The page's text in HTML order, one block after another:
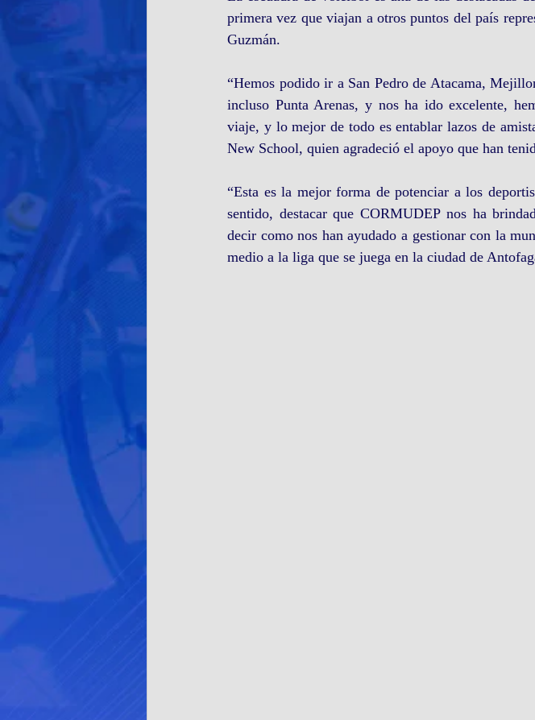
primera vez que viajan a otros puntos del país
Guzmán.
“Hemos podido ir a San Pedro de Atacama,
incluso Punta Arenas, y nos ha ido excelente,
viaje, y lo mejor de todo es entablar lazos de
New School, quien agradeció el apoyo que han
“Esta es la mejor forma de potenciar a los
sentido, destacar que CORMUDEP nos ha
decir como nos han ayudado a gestionar con la
medio a la liga que se juega en la ciudad de